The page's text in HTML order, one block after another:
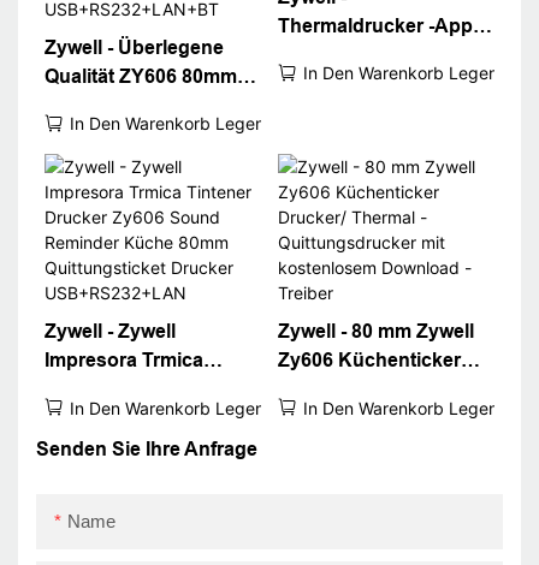
Zywell - Überlegene
Qualität ZY606 80mm
Drucker Bill Ticket
Druck Bluetooth POS -
Drucker
USB+RS232+LAN+BT
In Den Warenkorb Legen
Thermaldrucker -App
mm Quittungsdrucker
In Den Warenkorb Legen
Zywell - Zywell
Impresora Trmica
Sound Reminder
Küche 80mm
USB+RS232+LAN
In Den Warenkorb Legen
Zywell - 80 mm Zywell
Zy606 Küchenticker
Quittungsdrucker mit
In Den Warenkorb Legen
Senden Sie Ihre Anfrage
Name